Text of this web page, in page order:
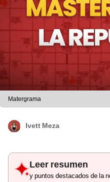
Matergrama
Ivett Meza
Leer resumen
y puntos destacados de la